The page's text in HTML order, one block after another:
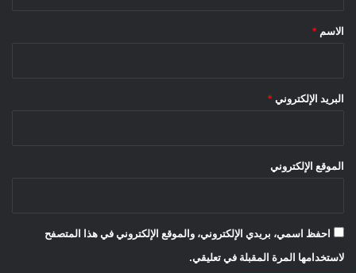
*
الاسم *
البريد الإلكتروني *
الموقع الإلكتروني
احفظ اسمي، بريدي الإلكتروني، والموقع الإلكتروني في هذا المتصفح
لاستخدامها المرة المقبلة في تعليقي.